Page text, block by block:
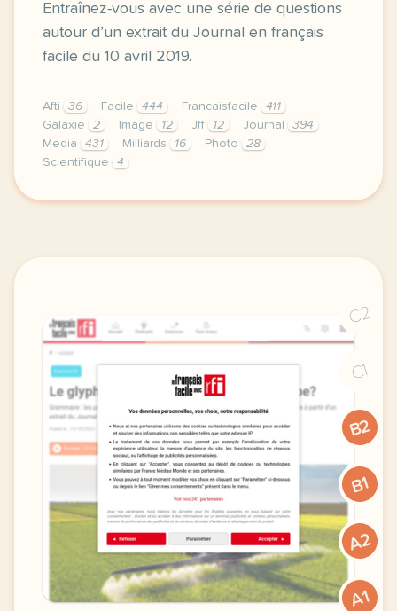
Entraînez-vous avec une série de questions
autour d’un extrait du Journal en français
facile du 10 avril 2019.
Afti 36 Facile 444 Francaisfacile
411
Galaxie
2 Image 12 Jff 12 Journal
394
Media
431 Milliards 16 Photo
28
Scientifique
4
exercice b1 astronomie la photo d un trou noir
C2
C1
B2
B1
A2
A1